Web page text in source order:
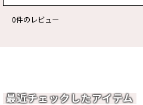
0件のレビュー
最近チェックしたアイテム